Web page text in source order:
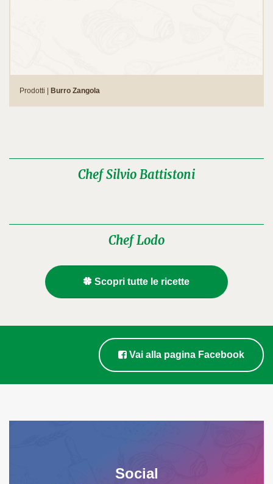
Prodotti | Burro Zangola
Chef Silvio Battistoni
Chef Lodo
Scopri tutte le ricette
Vai alla pagina Facebook
Social